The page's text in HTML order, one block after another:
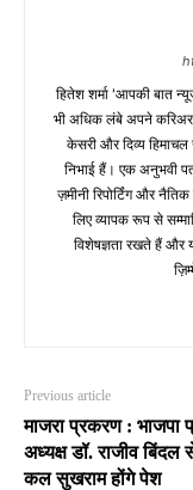
हितेश शर्मा 'आपकी बात
भी अधिक लंबे अपने करिअर
केसरी और दिव्य हिमाचल
निभाई हैं। एक अनुभवी
ज़मीनी रिपोर्टिंग और
लिए व्यापक रूप से
विशेषज्ञता रखते हैं और
Previous article
माजरा प्रकरण : भाजपा
अध्यक्ष डॉ. राजीव बिंदल
कल सुखराम होंगे पेश